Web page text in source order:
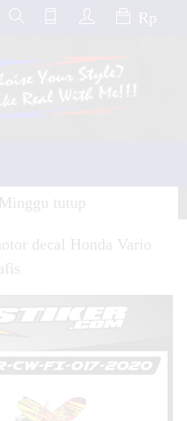
Rp
tutup
decal Honda Vario